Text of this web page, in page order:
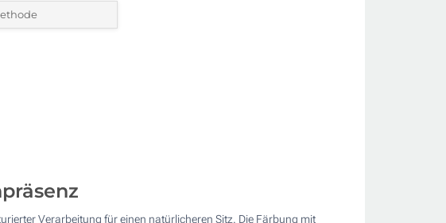
Verarbeitung für einen natürlicheren Sitz. Die Färbung mit